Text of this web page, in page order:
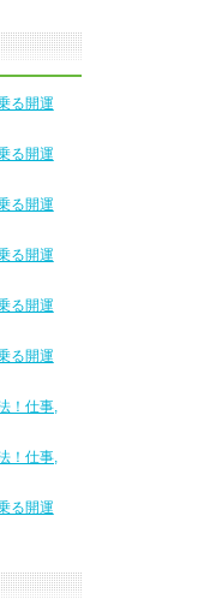
る開運
る開運
る開運
る開運
る開運
る開運
！仕事,
！仕事,
る開運